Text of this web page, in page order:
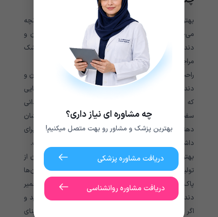
بهترین راه پیشگیری از زرد شدن دندان ها، توجه به آنچه
می‌‌‌‌‌‌‌‌‌‌‌‌‌خورید و می‌‌‌‌‌‌‌‌‌‌‌‌‌نوشید، است. همچنین باید بهداشت دهان و
دندان را رعایت کنید و حداقل دو بار در سال به دندانپزشک
مراجعه کنید.
راحت‌ترین علت زرد شدن دندان‌ها، بهداشت نامناسب دهان و
دندان است به این دلیل که وقتی پلاک (لایه‌ای از باکتری‌هایی
که روی دندان‌ها تشکیل می‌شود) و تارتر (پلاک‌های دندانی
سفت‌شده) ایجاد می‌شوند، می‌توانند دندان‌ها را زرد نشان
دهند. از بین بردن این تجمع قبل از شروع پوسیدگی برای
داشتن لبخندی سفیدتر و دندان های سالم بسیار مهم است.
بهترین محافظت در برابر نازک شدن مینای دندان، اطمینان از
تولید بزاق مناسب است که می‌‌‌‌‌‌‌‌‌‌‌‌‌تواند غذا و پلاک را از دندان‌‌‌‌‌‌‌‌‌‌‌‌‌‌‌‌‌‌‌‌‌‌‌‌‌‌‌‌‌‌‌‌‌‌‌‌‌‌ها
پاک کند و فلوراید کافی دریافت کند. دو بار در روز با یک خمیر
دندان حاوی فلوراید مسواک بزنید، آب حاوی فلوراید بنوشید و
اگر خشکی دهان دارید برای جلوگیری از نازک شدن مینای
چه مشاوره ای نیاز داری؟
بهترین پزشک و مشاور رو بهت متصل میکنیم!
دریافت مشاوره پزشکی
دریافت مشاوره روانشناسی